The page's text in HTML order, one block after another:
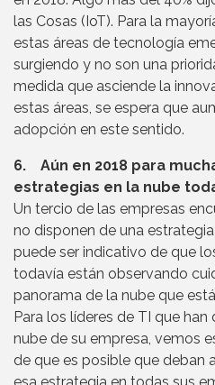
las Cosas (IoT). Para la
estas áreas de tecnología
surgiendo y no son una
medida que asciende la
estas áreas, se espera que
adopción en este sentido.
6. Aún en 2018 para
estrategias en la nube
Un tercio de las empresas
no disponen de una
puede ser indicativo de que
todavía están observando
panorama de la nube que
Para los líderes de TI que
nube de su empresa, vemos
de que es posible que deban
esa estrategia en todas sus